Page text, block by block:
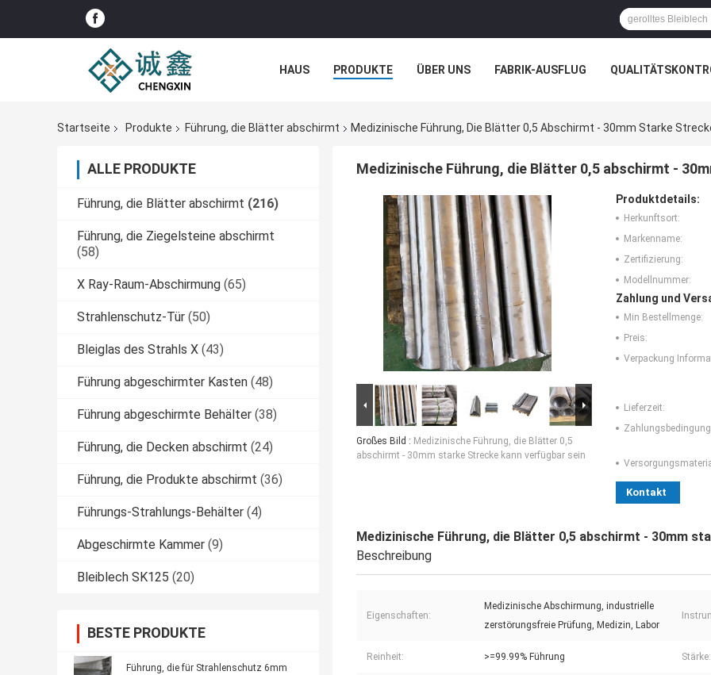
HAUS PRODUKTE ÜBER UNS FABRIK-AUSFLUG
Startseite
Produkte Führung, die Blätter abschirmt Medizinische Führung, Die Blätter 0,5 Abschirmt - 30mm Starke
ALLE PRODUKTE
Führung, die Blätter abschirmt (216)
Führung, die Ziegelsteine abschirmt
(58)
X Ray-Raum-Abschirmung (65)
Strahlenschutz-Tür (50)
Bleiglas des Strahls X (43)
Führung abgeschirmter Kasten (48)
Führung abgeschirmte Behälter (38)
Führung, die Decken abschirmt (24)
Führung, die Produkte abschirmt (36)
Führungs-Strahlungs-Behälter (4)
Abgeschirmte Kammer (9)
Bleiblech SK125 (20)
BESTE PRODUKTE
Führung, die für Strahlenschutz 6mm
Medizinische Führung, die Blätter 0,5 abschirmt -
Großes Bild : Medizinische Führung, die Blätter 0,5
abschirmt - 30mm starke Strecke kann verfügbar sein
Produktdetails:
Herkunftsort:
Markenname:
Zertifizierung:
Modellnummer:
Zahlung und
Min Bestellmenge:
Preis:
Verpackung
Lieferzeit:
Kontakt
Medizinische Führung, die Blätter 0,5 abschirmt - 30mm
Beschreibung
Eigenschaften:
Medizinische Abschirmung, industrielle
zerstörungsfreie Prüfung, Medizin, Labor
Reinheit: >=99.99% Führung Stärke: